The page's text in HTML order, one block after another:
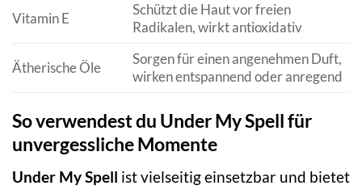
Vitamin E
Schützt die Haut vor freien
Radikalen, wirkt antioxidativ
Ätherische Öle
Sorgen für einen angenehmen Duft,
wirken entspannend oder anregend
So verwendest du Under My Spell für
unvergessliche Momente
Under My Spell ist vielseitig einsetzbar und bietet